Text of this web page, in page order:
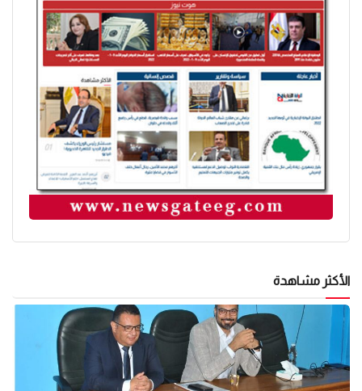
الأكثر مشاهدة